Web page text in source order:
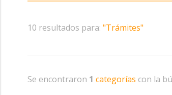
10 resultados para: "Trámites"
Se encontraron 1 categorías con la